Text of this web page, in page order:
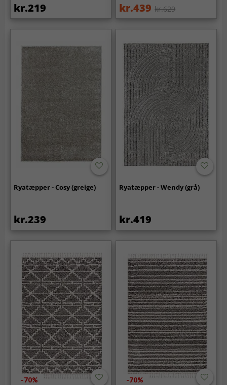
kr.219 kr.439 kr.629
Ryatæpper - Cosy (greige)
kr.239
Ryatæpper - Wendy (grå)
kr.419
-70% -70%